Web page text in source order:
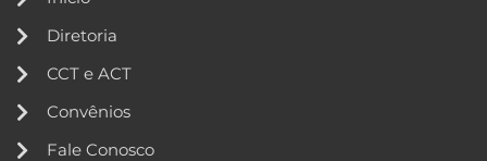
Diretoria
CCT e ACT
Convênios
Fale Conosco